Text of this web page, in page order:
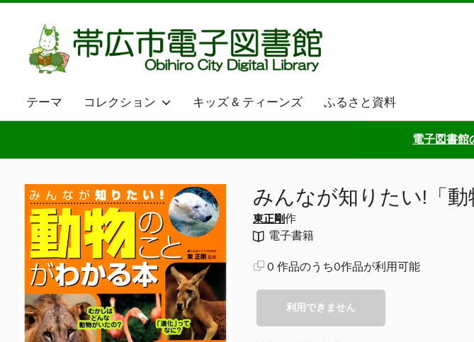
テーマ コレクション キッズ & ティーンズ ふるさと資料
電子図書館
みんなが知りたい!「
東正剛作
電子書籍
0 作品のうち0作品が利用可能
利用できません